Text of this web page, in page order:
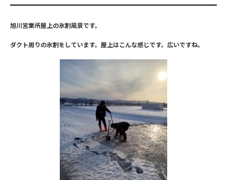
旭川営業所屋上の氷割風景です。
ダクト周りの氷割をしています。屋上はこんな感じです。広いですね。